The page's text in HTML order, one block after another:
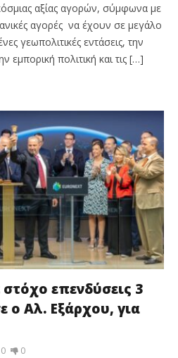
αξίας αγορών, σύμφωνα με
αγορές να έχουν σε μεγάλο
γεωπολιτικές εντάσεις, την
εμπορική πολιτική και τις […]
στόχο επενδύσεις 3
ο Αλ. Εξάρχου, για
0 0